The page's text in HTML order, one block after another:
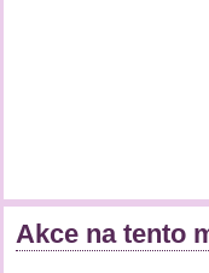
Akce na tento